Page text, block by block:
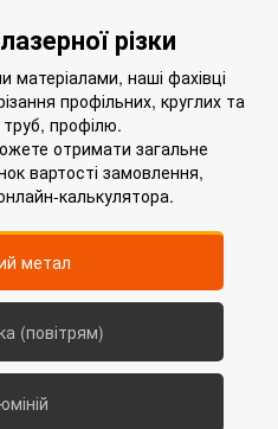
різки
матеріалами, наші фахівці
профільних, круглих та
профілю.
отримати загальне
вартості замовлення,
калькулятора.
метал
(повітрям)